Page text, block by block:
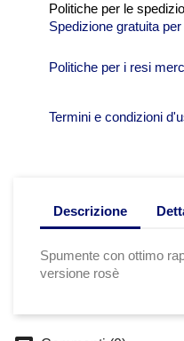
Politiche per le
Spedizione gratuita
Politiche per i resi
Termini e condizioni
Descrizione
Spumente con ottimo
versione rosè